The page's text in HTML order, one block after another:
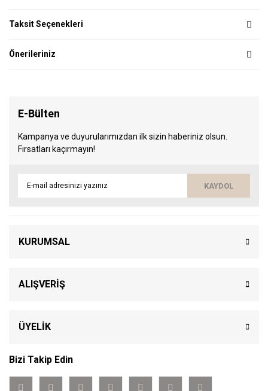
Taksit Seçenekleri
Önerileriniz
E-Bülten
Kampanya ve duyurularımızdan ilk sizin haberiniz olsun.
Fırsatları kaçırmayın!
KAYDOL
KURUMSAL
ALIŞVERİŞ
ÜYELİK
Bizi Takip Edin